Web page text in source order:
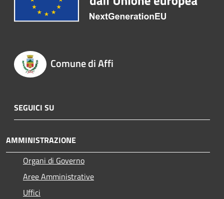
Comune di Affi
SEGUICI SU
AMMINISTRAZIONE
Organi di Governo
Aree Amministrative
Uffici